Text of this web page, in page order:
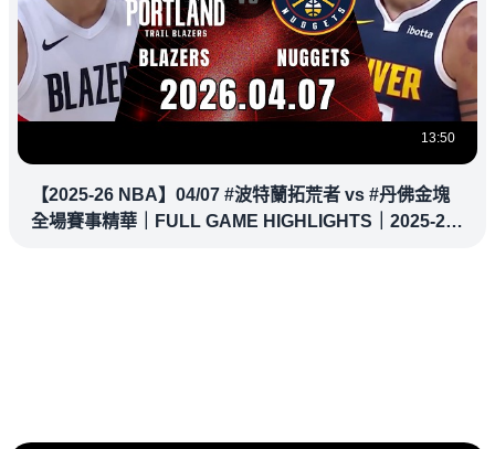
13:50
【2025-26 NBA】04/07 #波特蘭拓荒者 vs #丹佛金塊
全場賽事精華｜FULL GAME HIGHLIGHTS｜2025-26